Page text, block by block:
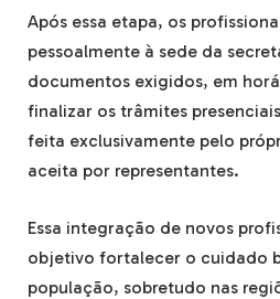
Após essa etapa, os
pessoalmente à sede da
documentos exigidos, em
finalizar os trâmites
feita exclusivamente pelo
aceita por representantes.
Essa integração de novos
objetivo fortalecer o cuidado
população, sobretudo nas